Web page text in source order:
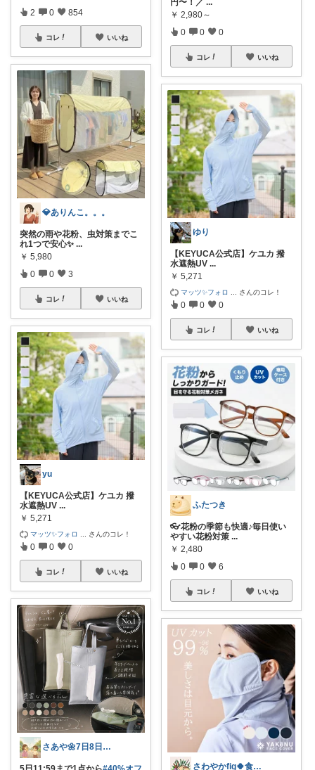
2 0 854
コレ いいね
💎ありんこ。。。
突然の雨や花粉、虫対策までこ
れ1つで安心✨ ...
￥ 5,980
0 0 3
コレ いいね
yu
【KEYUCA公式店】ケユカ 撥
水遮熱UV ...
￥ 5,271
マッツ✨フォロ さんのコレ！
0 0 0
コレ いいね
さあや🌼7日8日有難うございます
￥ 2,980～
0 0 0
コレ いいね
ゆり
【KEYUCA公式店】ケユカ 撥
水遮熱UV ...
￥ 5,271
マッツ✨フォロ さんのコレ！
0 0 0
コレ いいね
ふたつき
👓花粉の季節も快適♪毎日使い
やすい花粉対策 ...
￥ 2,480
0 0 6
コレ いいね
さわやかfig🍀食と暮らしを楽しむ